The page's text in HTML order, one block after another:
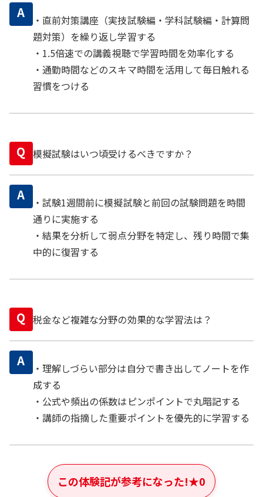
A
・直前対策講座（実技試験編・学科試験編・計算問
題対策）を繰り返し学習する
・1.5倍速での講義視聴で学習時間を効率化する
・通勤時間などのスキマ時間を活用して毎日触れる
習慣をつける
Q 模擬試験はいつ頃受けるべきですか？
A
・試験1週間前に模擬試験と前回の試験問題を時間
通りに実施する
・結果を分析して弱点分野を特定し、残り時間で集
中的に復習する
Q 税金など複雑な分野の効果的な学習法は？
A
・理解しづらい部分は自分で書き出してノートを作
成する
・公式や頻出の係数はピンポイントで丸暗記する
・講師の指摘した重要ポイントを優先的に学習する
この体験記が参考になった!★0